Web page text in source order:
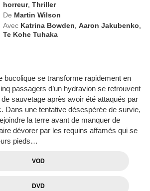
horreur,Thriller
De Martin Wilson
Avec Katrina Bowden ,Aaron Jakubenko
Te Kohe Tuhaka
bucolique se transforme rapidement en
passagers d’un hydravion se retrouvent
sauvetage après avoir été attaqués par
Dans une tentative désespérée de survie,
la terre avant de manquer de
dévorer par les requins affamés qui se
pieds…
VOD
DVD